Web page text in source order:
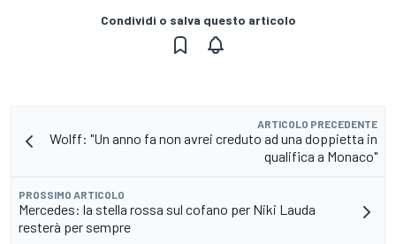
Condividi o salva questo articolo
ARTICOLO PRECEDENTE
Wolff: "Un anno fa non avrei creduto ad una doppietta in
qualifica a Monaco"
PROSSIMO ARTICOLO
Mercedes: la stella rossa sul cofano per Niki Lauda
resterà per sempre